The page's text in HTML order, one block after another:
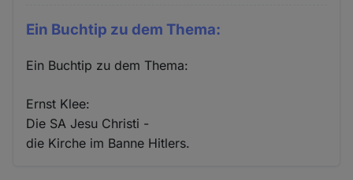
Ein Buchtip zu dem Thema:
Ein Buchtip zu dem Thema:
Ernst Klee:
Die SA Jesu Christi -
die Kirche im Banne Hitlers.